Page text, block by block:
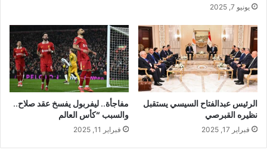
يونيو 7, 2025
الرئيس عبدالفتاح السيسي يستقبل
نظيره القبرصي
فبراير 17, 2025
مفاجأة.. ليفربول يفسخ عقد صلاح..
والسبب “كأس العالم
فبراير 11, 2025